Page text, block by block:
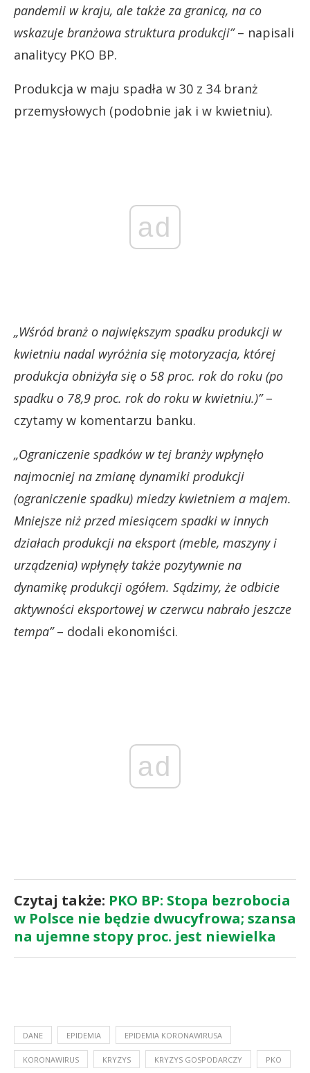
pandemii w kraju, ale także za granicą, na co
wskazuje branżowa struktura produkcji”– napisali
analitycy PKO BP.
Produkcja w maju spadła w 30 z 34 branż
przemysłowych (podobnie jak i w kwietniu).
ad
„Wśród branż o największym spadku produkcji w
kwietniu nadal wyróżnia się motoryzacja, której
produkcja obniżyła się o 58 proc. rok do roku (po
spadku o 78,9 proc. rok do roku w kwietniu.)”–
czytamy w komentarzu banku.
„Ograniczenie spadków w tej branży wpłynęło
najmocniej na zmianę dynamiki produkcji
(ograniczenie spadku) miedzy kwietniem a majem.
Mniejsze niż przed miesiącem spadki w innych
działach produkcji na eksport (meble, maszyny i
urządzenia) wpłynęły także pozytywnie na
dynamikę produkcji ogółem. Sądzimy, że odbicie
aktywności eksportowej w czerwcu nabrało jeszcze
tempa”– dodali ekonomiści.
ad
Czytaj także: PKO BP: Stopa bezrobocia
w Polsce nie będzie dwucyfrowa; szansa
na ujemne stopy proc. jest niewielka
DANE EPIDEMIA EPIDEMIA KORONAWIRUSA
KORONAWIRUS KRYZYS KRYZYS GOSPODARCZY PKO